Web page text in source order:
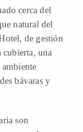
cerca del
natural del
de gestión
una
bávaras y
son